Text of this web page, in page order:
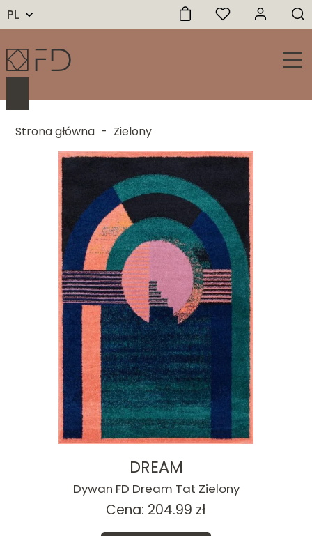
PL
Strona główna - Zielony
DREAM
Dywan FD Dream Tat Zielony
Cena: 204.99 zł